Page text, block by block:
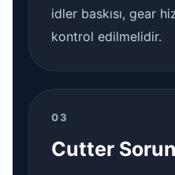
idler baskısı, gear
kontrol edilmelidir.
03
Cutter